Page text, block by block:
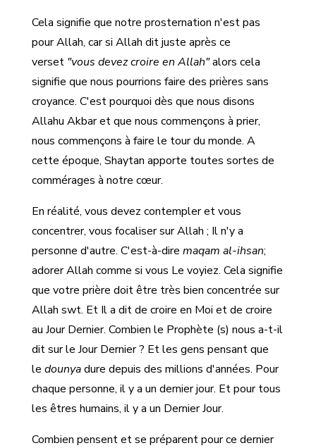
Cela signifie que notre prosternation n'est pas
pour Allah, car si Allah dit juste après ce
verset "vous devez croire en Allah"alors cela
signifie que nous pourrions faire des prières sans
croyance. C'est pourquoi dès que nous disons
Allahu Akbar et que nous commençons à prier,
nous commençons à faire le tour du monde. A
cette époque, Shaytan apporte toutes sortes de
commérages à notre cœur.
En réalité, vous devez contempler et vous
concentrer, vous focaliser sur Allah ; Il n'y a
personne d'autre. C'est-à-dire maqam al-ihsan;
adorer Allah comme si vous Le voyiez. Cela signifie
que votre prière doit être très bien concentrée sur
Allah swt. Et Il a dit de croire en Moi et de croire
au Jour Dernier. Combien le Prophète (s) nous a-t-il
dit sur le Jour Dernier ? Et les gens pensant que
le dounyadure depuis des millions d'années. Pour
chaque personne, il y a un dernier jour. Et pour tous
les êtres humains, il y a un Dernier Jour.
Combien pensent et se préparent pour ce dernier